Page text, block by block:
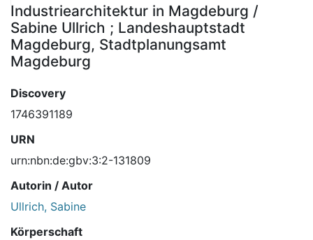
Statistiken
Industriearchitektur in Magdeburg /
Sabine Ullrich ; Landeshauptstadt
Magdeburg, Stadtplanungsamt
Magdeburg
Discovery
1746391189
URN
urn:nbn:de:gbv:3:2-131809
Autorin / Autor
Ullrich, Sabine
Körperschaft